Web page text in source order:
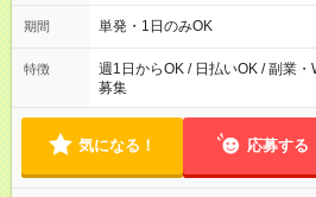
～21：00
期間 単発・1日のみOK
特徴
週1日からOK / 日払いOK / 副業
募集
気になる！ 応募する